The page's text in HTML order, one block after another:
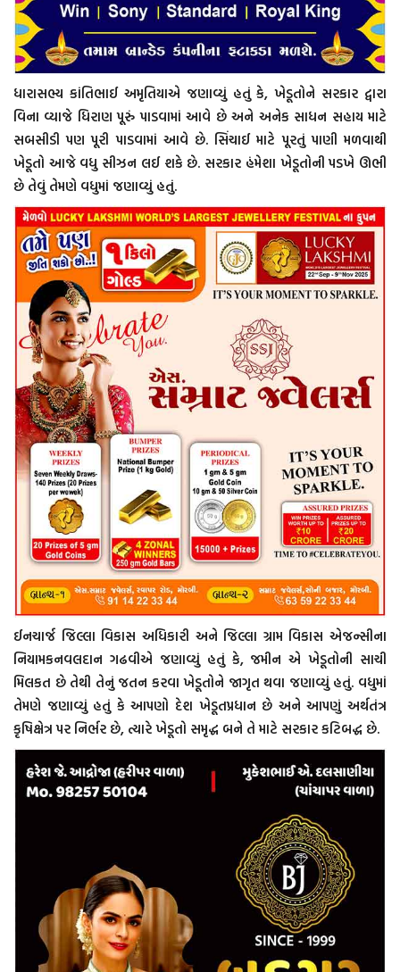
ધારાસભ્ય કાંતિભાઈ અમૃતિયાએ જણાવ્યું હતું કે, ખેડૂતોને સરકાર દ્વારા
વિના વ્યાજે ધિરાણ પૂરું પાડવામાં આવે છે અને અનેક સાધન સહાય માટે
સબસીડી પણ પૂરી પાડવામાં આવે છે. સિંચાઈ માટે પૂરતું પાણી મળવાથી
ખેડૂતો આજે વધુ સીઝન લઈ શકે છે. સરકાર હંમેશા ખેડૂતોની પડખે ઊભી
છે તેવું તેમણે વધુમાં જણાવ્યું હતું.
ઈનચાર્જ જિલ્લા વિકાસ અધિકારી અને જિલ્લા ગ્રામ વિકાસ એજન્સીના
નિયામકનવલદાન ગઢવીએ જણાવ્યું હતું કે, જમીન એ ખેડૂતોની સાચી
મિલકત છે તેથી તેનું જતન કરવા ખેડૂતોને જાગૃત થવા જણાવ્યું હતું. વધુમાં
તેમણે જણાવ્યું હતું કે આપણો દેશ ખેડૂતપ્રધાન છે અને આપણું અર્થતંત્ર
કૃષિક્ષેત્ર પર નિર્ભર છે, ત્યારે ખેડૂતો સમૃદ્ધ બને તે માટે સરકાર કટિબદ્ધ છે.